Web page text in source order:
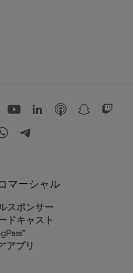
マーシャル
スポンサー
ドキャスト
アプリ